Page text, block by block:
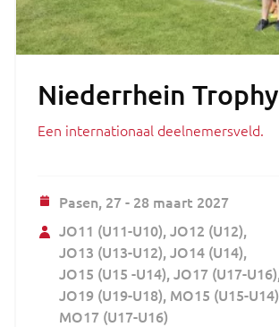
Niederrhein Trophy
Een internationaal deelnemersveld.
Pasen, 27 - 28 maart 2027
JO11 (U11-U10) JO12 (U12)
JO13 (U13-U12) JO14 (U14)
JO15 (U15 -U14) JO17 (U17-U16)
JO19 (U19-U18) MO15 (U15-U14)
MO17 (U17-U16)